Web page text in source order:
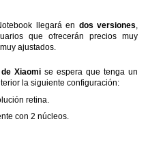
llegará en dos versiones,
que ofrecerán precios muy
ajustados.
Xiaomi se espera que tenga un
la siguiente configuración:
retina.
con 2 núcleos.